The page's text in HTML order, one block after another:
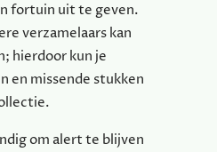
fortuin uit te geven.
verzamelaars kan
hierdoor kun je
en missende stukken
om alert te blijven